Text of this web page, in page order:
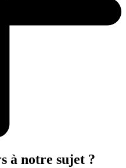
à notre sujet ?